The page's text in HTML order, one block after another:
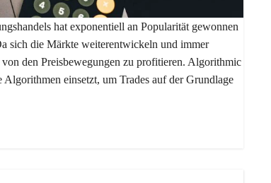
hat exponentiell an Popularität gewonnen
sich die Märkte weiterentwickeln und immer
den Preisbewegungen zu profitieren. Algorithmic
einsetzt, um Trades auf der Grundlage